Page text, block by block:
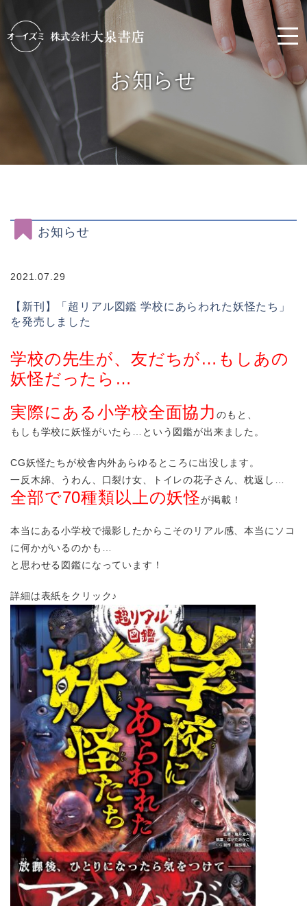
お知らせ
お知らせ
2021.07.29
【新刊】「超リアル図鑑 学校にあらわれた妖怪たち」
を発売しました
学校の先生が、友だちが…もしあの
妖怪だったら…
実際にある小学校全面協力のもと、
もしも学校に妖怪がいたら…という図鑑が出来ました。
CG妖怪たちが校舎内外あらゆるところに出没します。
一反木綿、うわん、口裂け女、トイレの花子さん、枕返し…
全部で70種類以上の妖怪が掲載！
本当にある小学校で撮影したからこそのリアル感、本当にソコ
に何かがいるのかも…
と思わせる図鑑になっています！
詳細は表紙をクリック♪